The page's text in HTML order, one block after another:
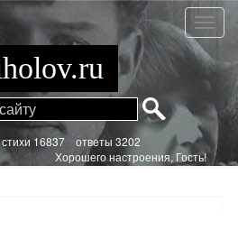
стихи 16837 ответы 3202
Хорошего настроения, Гость!